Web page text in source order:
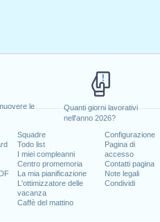
le
Quanti giorni lavorativi
nell'anno 2026?
Squadre
Todo list
I miei compleanni
Centro promemoria
La mia pianificazione
L'ottimizzatore delle
vacanza
Caffè del mattino
Configurazione
Pagina di
accesso
Contatti pagina
Note legali
Condividi